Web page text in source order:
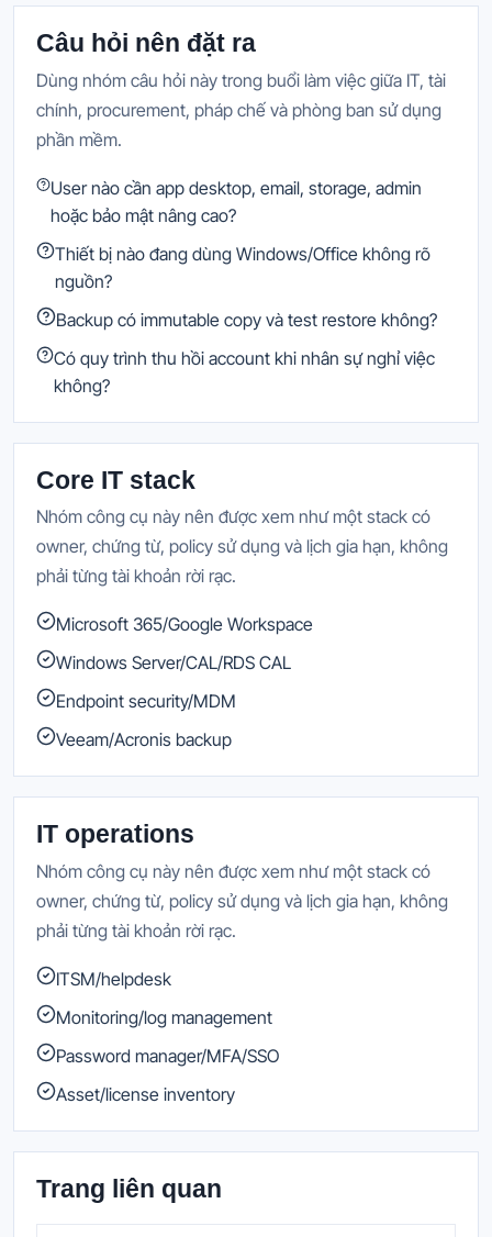
Câu hỏi nên đặt ra
Dùng nhóm câu hỏi này trong buổi làm việc giữa IT, tài
chính, procurement, pháp chế và phòng ban sử dụng
phần mềm.
User nào cần app desktop, email, storage, admin
hoặc bảo mật nâng cao?
Thiết bị nào đang dùng Windows/Office không rõ
nguồn?
Backup có immutable copy và test restore không?
Có quy trình thu hồi account khi nhân sự nghỉ việc
không?
Core IT stack
Nhóm công cụ này nên được xem như một stack có
owner, chứng từ, policy sử dụng và lịch gia hạn, không
phải từng tài khoản rời rạc.
Microsoft 365/Google Workspace
Windows Server/CAL/RDS CAL
Endpoint security/MDM
Veeam/Acronis backup
IT operations
Nhóm công cụ này nên được xem như một stack có
owner, chứng từ, policy sử dụng và lịch gia hạn, không
phải từng tài khoản rời rạc.
ITSM/helpdesk
Monitoring/log management
Password manager/MFA/SSO
Asset/license inventory
Trang liên quan